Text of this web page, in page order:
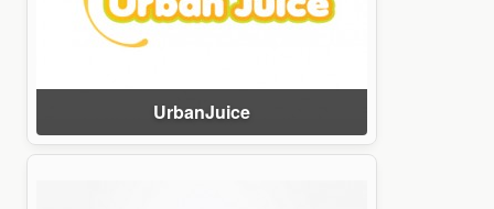
UrbanJuice